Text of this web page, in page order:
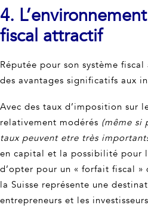
4. L’
fiscal attractif
Réputée pour son système
des avantages significatifs aux
Avec des taux d’imposition sur
relativement modérés (même si
taux peuvent etre très
en capital et la possibilité pour
d’opter pour un « forfait fiscal »
la Suisse représente une
entrepreneurs et les